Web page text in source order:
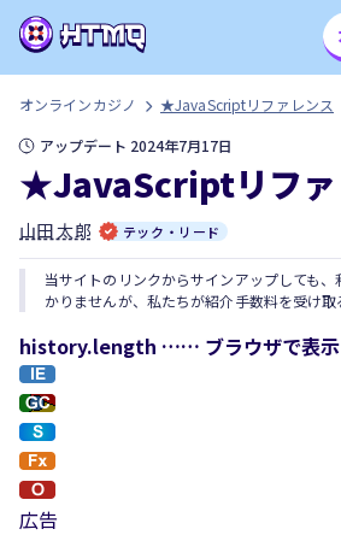
オンラインカジノ
★JavaScriptリファレンス
アップデート 2024年7月17日
★JavaScriptリファ
山田 太郎 テック・リード
当サイトのリンクからサインアップしても
かりませんが、私たちが紹介手数料を受け取
history.length …… ブラウザで表示
広告